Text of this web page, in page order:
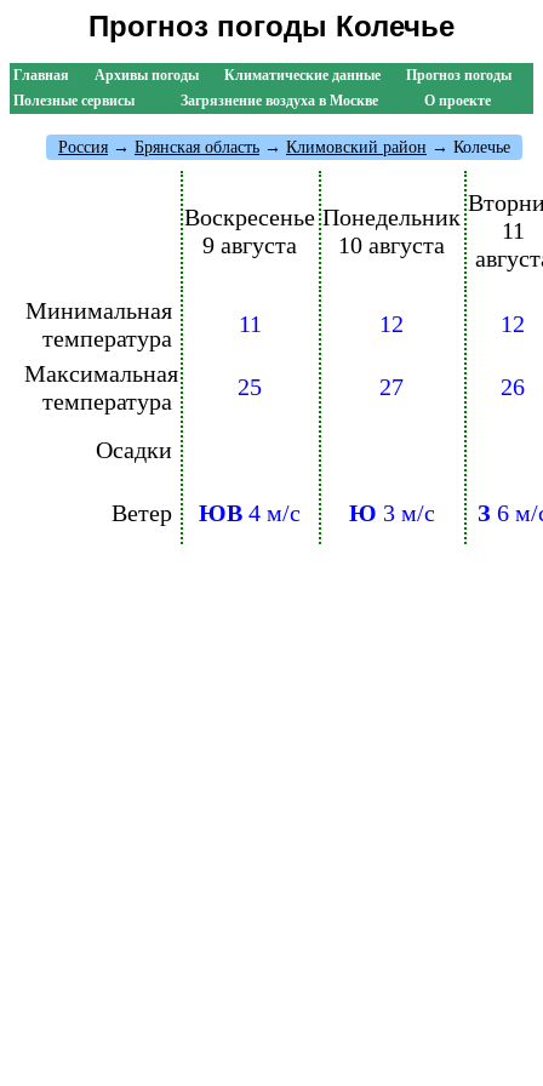
Прогноз погоды Колечье
Главная Архивы погоды Климатические данные
Прогноз погоды
Полезные сервисы
Загрязнение воздуха в Москве О проекте
Россия → Брянская область → Климовский район → Колечье
Воскресенье
9 августа
Понедельник
10 августа
11
Минимальная
температура
11 12
12
Максимальная
температура
25 27 26
Осадки
Ветер ЮВ 4 м/с Ю 3 м/с З 6 м/